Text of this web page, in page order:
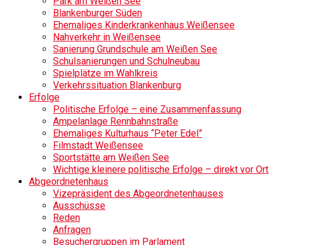
Blankenburger Süden
Ehemaliges Kinderkrankenhaus Weißensee
Nahverkehr in Weißensee
Sanierung Grundschule am Weißen See
Schulsanierungen und Schulneubau
Spielplätze im Wahlkreis
Verkehrssituation Blankenburg
Erfolge
Politische Erfolge – eine Zusammenfassung
Ampelanlage Rennbahnstraße
Ehemaliges Kulturhaus “Peter Edel”
Filmstadt Weißensee
Sportstätte am Weißen See
Wichtige kleinere politische Erfolge – direkt vor Ort
Abgeordnetenhaus
Vizepräsident des Abgeordnetenhauses
Ausschüsse
Reden
Anfragen
Besuchergruppen im Parlament